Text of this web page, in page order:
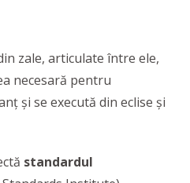
zale, articulate între ele,
necesară pentru
și se execută din eclise şi
standardul